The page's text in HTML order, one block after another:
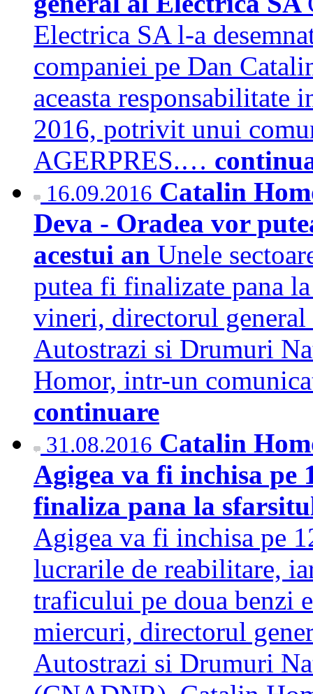
Electrica SA l-a
companiei pe Dan
aceasta responsabilitate
2016, potrivit unui
AGERPRES.…
16.09.2016 Catalin
Deva - Oradea vor
acestui an Unele
putea fi finalizate pana
vineri, directorul
Autostrazi si Drumuri
Homor, intr-un
continuare
31.08.2016 Catalin
Agigea va fi inchisa pe
finaliza pana la
Agigea va fi inchisa pe
lucrarile de reabilitare,
traficului pe doua benzi
miercuri, directorul
Autostrazi si Drumuri